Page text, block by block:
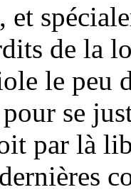
de la
le peu
se
par là